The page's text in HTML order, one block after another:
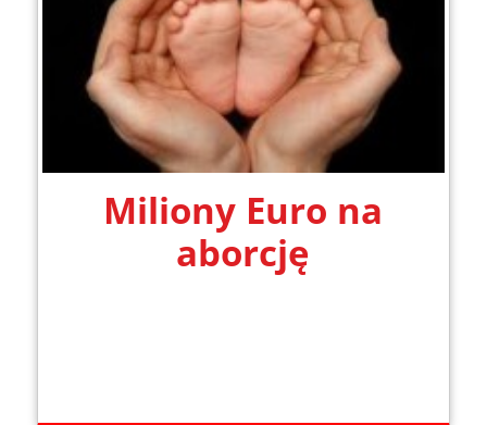
Miliony Euro na
aborcję